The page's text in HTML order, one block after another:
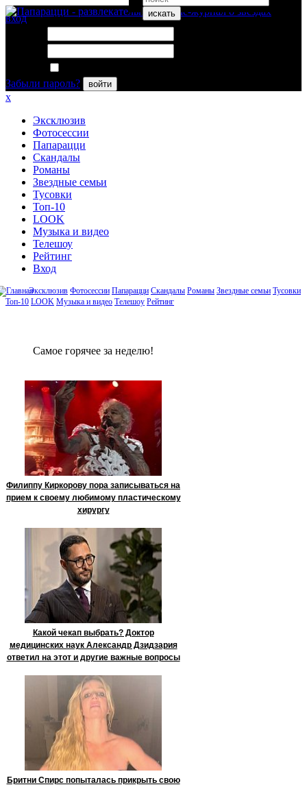
искать
вход
Забыли пароль?
войти
x
Эксклюзив
Фотосессии
Папарацци
Скандалы
Романы
Звездные семьи
Тусовки
Топ-10
LOOK
Музыка и видео
Телешоу
Рейтинг
Вход
Эксклюзив Фотосессии Папарацци Скандалы Романы Звездные семьи Тусовки
Топ-10 LOOK Музыка и видео Телешоу Рейтинг
Сaмое гoрячее за неделю!
Филиппу Киркорову пора записываться на
прием к своему любимому пластическому
хирургу
Какой чекап выбрать? Доктор
медицинских наук Александр Дзидзария
ответил на этот и другие важные вопросы
Бритни Спирс попыталась прикрыть свою